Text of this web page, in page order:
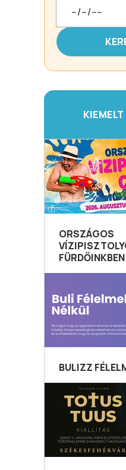
ORSZÁGOS
FÜRDŐINKBEN
BULIZZ